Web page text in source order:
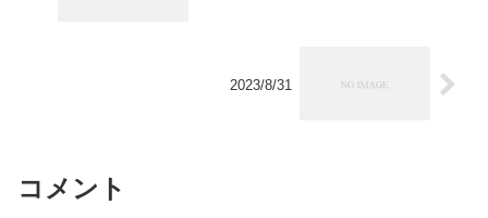
2023/8/31
コメント